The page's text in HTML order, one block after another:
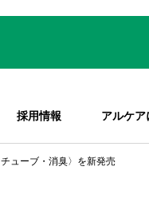
採用情報 アルケ
ューブ・消臭〉を新発売